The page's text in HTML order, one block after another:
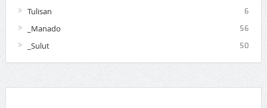
Tulisan 6
_Manado 56
_Sulut 50